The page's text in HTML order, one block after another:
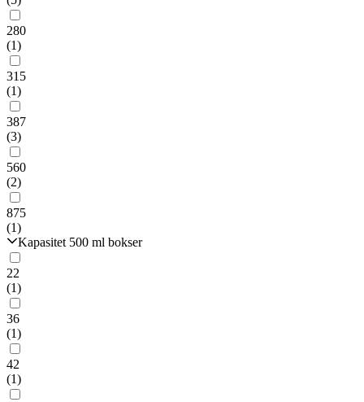
280
(1)
315
(1)
387
(3)
560
(2)
875
(1)
Kapasitet 500 ml bokser
22
(1)
36
(1)
42
(1)